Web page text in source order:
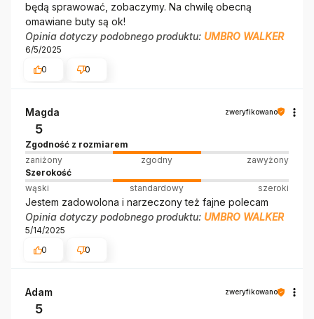
będą sprawować, zobaczymy. Na chwilę obecną
omawiane buty są ok!
Opinia dotyczy podobnego produktu: UMBRO WALKER
6/5/2025
0
0
Magda zweryfikowano
5
Zgodność z rozmiarem
zaniżony
zgodny
zawyżony
Szerokość
wąski
standardowy szeroki
Jestem zadowolona i narzeczony też fajne polecam
Opinia dotyczy podobnego produktu: UMBRO WALKER
5/14/2025
0
0
Adam zweryfikowano
5